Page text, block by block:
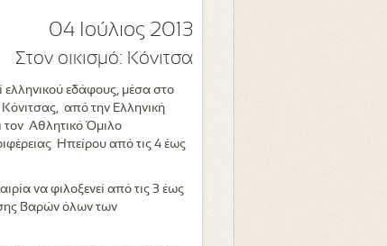
04 Ιούλιος 2013
Στον οικισμό: Κόνιτσα
εδάφους, μέσα στο
Κόνιτσας, από την Ελληνική
Αθλητικό Όμιλο
Ηπείρου από τις 4 έως
να φιλοξενεί από τις 3 έως
Βαρών όλων των